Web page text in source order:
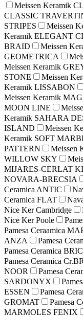
Meissen Keramik
CLASSIC
STRIPES
Meissen
Keramik ELEGANT
BRAID
Meissen
GEOMETRICA
Meissen Keramik
STONE
Meissen
Keramik LISSABON
Meissen Keramik
MOON LINE
Keramik SAHARA
ISLAND
Meissen
Keramik SOFT
PATTERN
Meissen
WILLOW SKY
MIJARES-CERLAT
NOVARA-BRECSIA
Ceramica ANTIC
Ceramica FLAT
Nice Ker Cambridge
Nice Ker Poole
Pamesa Ceraamica
ANZA
Pamesa
Pamesa Ceramica
Pamesa Ceramica
NOOR
Pamesa
SARDONYX
ESSEN
Pamesa
GROMAT
Pamesa
MARMOLES FENIX